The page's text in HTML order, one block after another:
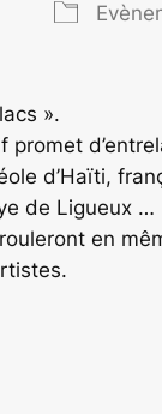
».
d’Haïti,
de Ligueux …
en